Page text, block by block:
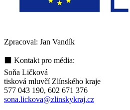
Zpracoval: Jan Vandík
⬛ Kontakt pro média:
Soňa Ličková
tisková mluvčí Zlínského kraje
577 043 190, 602 671 376
sona.lickova@zlinskykraj.cz